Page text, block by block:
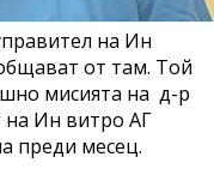
на Ин
от там. Той
мисията на д-р
на Ин витро АГ
преди месец.